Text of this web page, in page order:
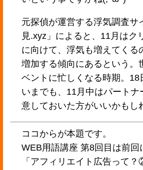
元探偵が運営する浮気調査サ
見.xyz」によると、11月はク
に向けて、浮気も増えてくる
増加する傾向にあるという。
ベントに忙しくなる時期。18
いまでも、11月中はパートナ
意しておいた方がいいかもし
ココからが本題です。
WEB用語講座 第8回目は前回
「アフィリエイト広告って？